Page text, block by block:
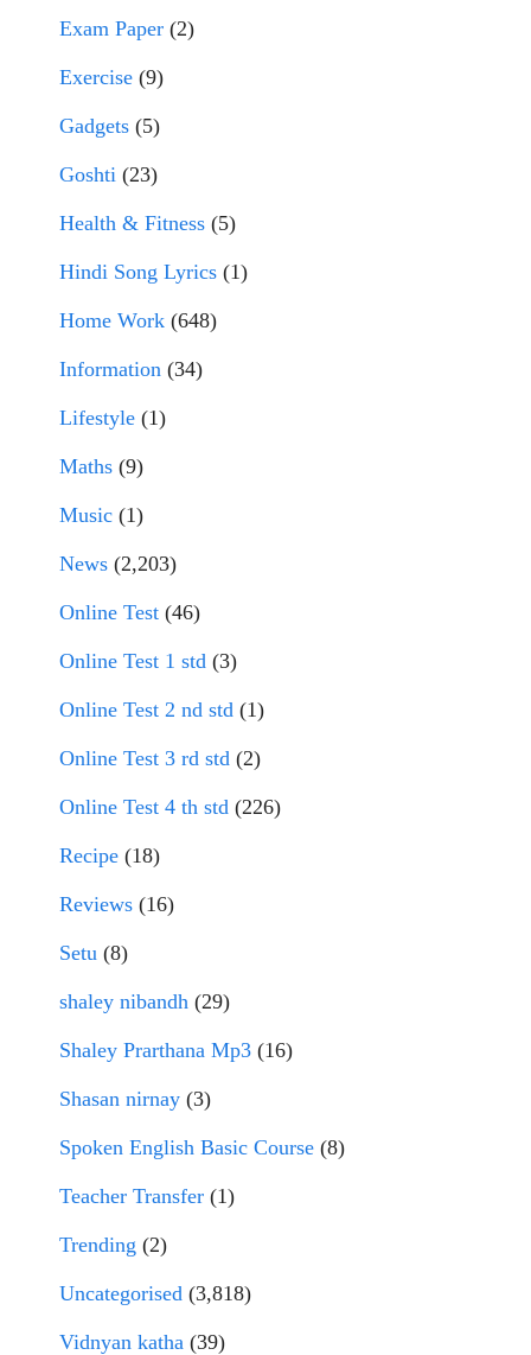
Exam Paper (2)
Exercise (9)
Gadgets (5)
Goshti (23)
Health & Fitness (5)
Hindi Song Lyrics (1)
Home Work (648)
Information (34)
Lifestyle (1)
Maths (9)
Music (1)
News (2,203)
Online Test (46)
Online Test 1 std (3)
Online Test 2 nd std (1)
Online Test 3 rd std (2)
Online Test 4 th std (226)
Recipe (18)
Reviews (16)
Setu (8)
shaley nibandh (29)
Shaley Prarthana Mp3 (16)
Shasan nirnay (3)
Spoken English Basic Course (8)
Teacher Transfer (1)
Trending (2)
Uncategorised (3,818)
Vidnyan katha (39)